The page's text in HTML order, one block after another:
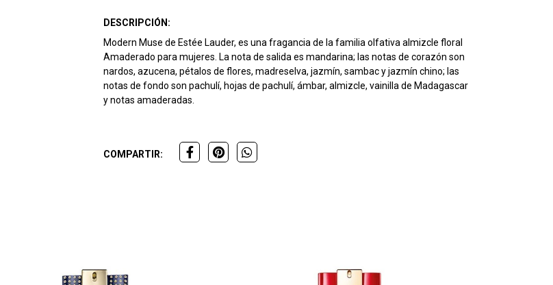
DESCRIPCIÓN:
Modern Muse de Estée Lauder, es una fragancia de la familia olfativa almizcle floral
Amaderado para mujeres. La nota de salida es mandarina; las notas de corazón son
nardos, azucena, pétalos de flores, madreselva, jazmín, sambac y jazmín chino; las
notas de fondo son pachulí, hojas de pachulí, ámbar, almizcle, vainilla de Madagascar
y notas amaderadas.
COMPARTIR: